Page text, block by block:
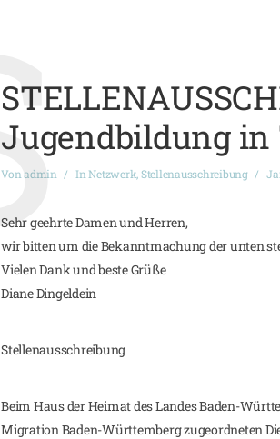
Jugendbildung in
Vonadmin InNetzwerk,Stellenausschreibung
S
Sehr geehrte Damen und Herren,
wir bitten um die Bekanntmachung der unten
Vielen Dank und beste Grüße
Diane Dingeldein
Stellenausschreibung
Beim Haus der Heimat des Landes Baden-
Migration Baden-Württemberg zugeordneten